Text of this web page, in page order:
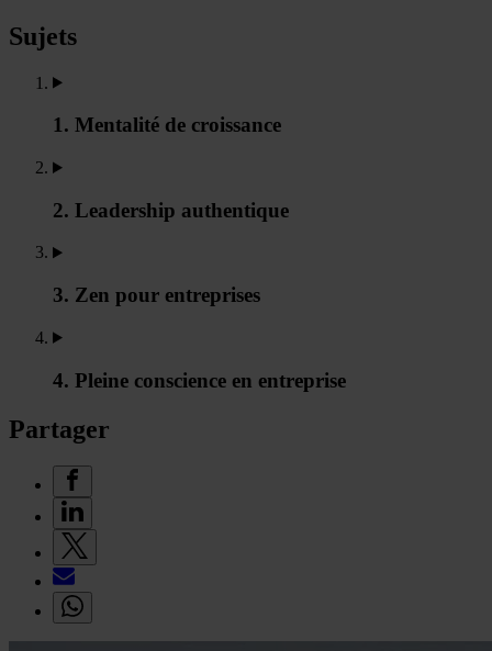
Sujets
1. Mentalité de croissance
2. Leadership authentique
3. Zen pour entreprises
4. Pleine conscience en entreprise
Partager